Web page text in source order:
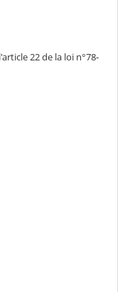
22 de la loi n°78-